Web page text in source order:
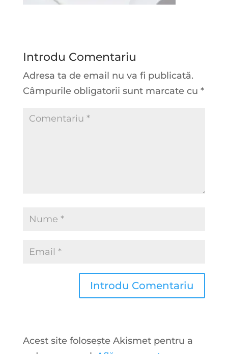
Introdu Comentariu
Adresa ta de email nu va fi publicată.
Câmpurile obligatorii sunt marcate cu *
Acest site folosește Akismet pentru a